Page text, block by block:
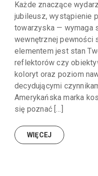
Każde znaczące
jubileusz, wystąpienie
towarzyska — wymaga
wewnętrznej pewności
elementem jest stan
reflektorów czy
koloryt oraz poziom
decydującymi
Amerykańska marka
się poznać […]
WIĘCEJ